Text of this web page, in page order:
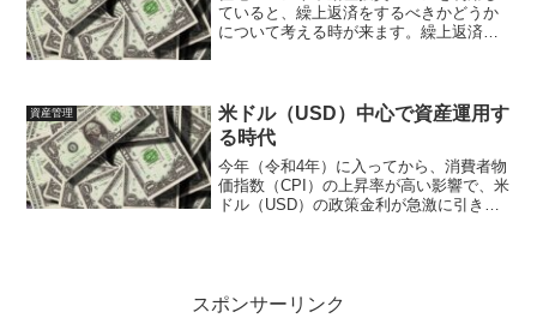
ていると、繰上返済をするべきかどうか
について考える時が来ます。繰上返済に
考えると整理しやすくなる...
資産管理
米ドル（USD）中心で資産運用す
る時代
今年（令和4年）に入ってから、消費者物
価指数（CPI）の上昇率が高い影響で、米
ドル（USD）の政策金利が急激に引き上
スポンサーリンク